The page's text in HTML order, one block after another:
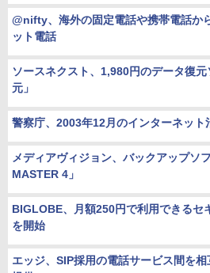
@nifty、海外の固定電話や携帯電話か
ット電話
ソースネクスト、1,980円のデータ復
元」
警察庁、2003年12月のインターネット
メディアヴィジョン、バックアップソ
MASTER 4」
BIGLOBE、月額250円で利用できるセ
を開始
エッジ、SIP採用の電話サービス間を